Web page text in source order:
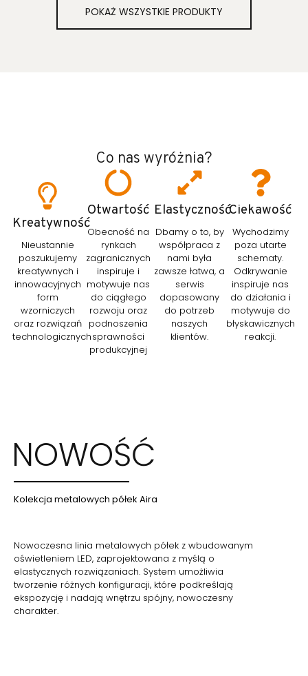
POKAŻ WSZYSTKIE PRODUKTY
Co nas wyróżnia?
Kreatywność
Nieustannie
poszukujemy
kreatywnych i
innowacyjnych
form
wzorniczych
oraz rozwiązań
technologicznych
Otwartość
Obecność na
rynkach
zagranicznych
inspiruje i
motywuje nas
do ciągłego
rozwoju oraz
podnoszenia
sprawności
produkcyjnej
Elastyczność
Dbamy o to, by
współpraca z
nami była
zawsze łatwa, a
serwis
dopasowany
do potrzeb
naszych
klientów.
Ciekawość
Wychodzimy
poza utarte
schematy.
Odkrywanie
inspiruje nas
do działania i
motywuje do
błyskawicznych
reakcji.
NOWOŚĆ
Kolekcja metalowych półek Aira
Nowoczesna linia metalowych półek z wbudowanym
oświetleniem LED, zaprojektowana z myślą o
elastycznych rozwiązaniach. System umożliwia
tworzenie różnych konfiguracji, które podkreślają
ekspozycję i nadają wnętrzu spójny, nowoczesny
charakter.